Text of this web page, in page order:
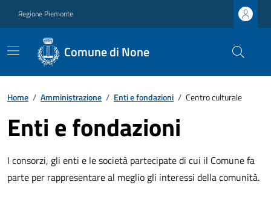
Regione Piemonte
Comune di None
Home / Amministrazione / Enti e fondazioni / Centro culturale
Enti e fondazioni
I consorzi, gli enti e le società partecipate di cui il Comune fa
parte per rappresentare al meglio gli interessi della comunità.